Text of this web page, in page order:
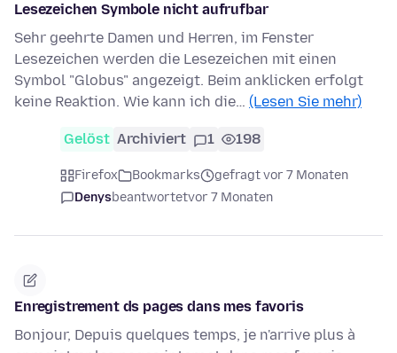
Lesezeichen Symbole nicht aufrufbar
Sehr geehrte Damen und Herren, im Fenster
Lesezeichen werden die Lesezeichen mit einen
Symbol "Globus" angezeigt. Beim anklicken erfolgt
keine Reaktion. Wie kann ich die… (Lesen Sie mehr)
Gelöst Archiviert 1 198
Firefox Bookmarks
gefragt vor 7 Monaten
Denysbeantwortetvor 7 Monaten
Enregistrement ds pages dans mes favoris
Bonjour, Depuis quelques temps, je n'arrive plus à